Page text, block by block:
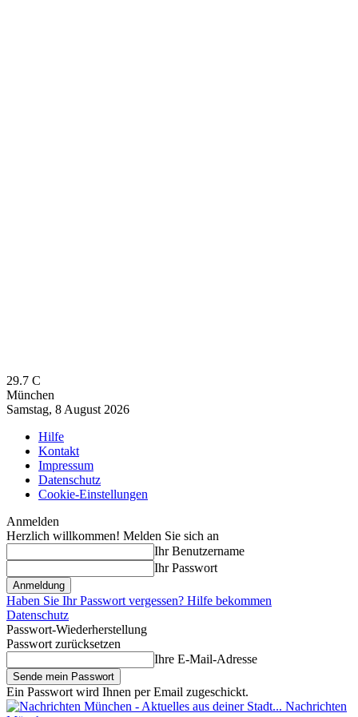
29.7 C
München
Samstag, 8 August 2026
Hilfe
Kontakt
Impressum
Datenschutz
Cookie-Einstellungen
Anmelden
Herzlich willkommen! Melden Sie sich an
Ihr Benutzername
Ihr Passwort
Haben Sie Ihr Passwort vergessen? Hilfe bekommen
Datenschutz
Passwort-Wiederherstellung
Passwort zurücksetzen
Ihre E-Mail-Adresse
Ein Passwort wird Ihnen per Email zugeschickt.
Nachrichten